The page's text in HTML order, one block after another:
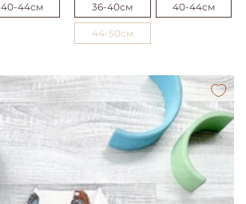
40-44см 36-40см 40-44см
44-50см